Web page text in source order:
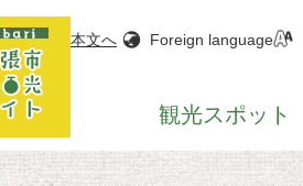
本文へ Foreign language
観光スポット